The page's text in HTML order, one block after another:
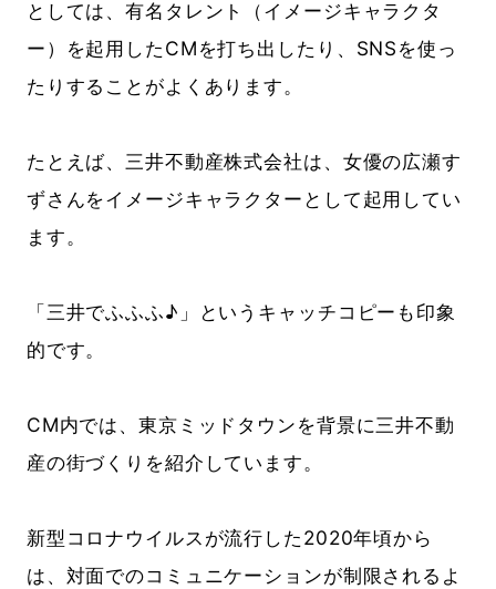
としては、有名タレント（イメージキャラクタ
ー）を起用したCMを打ち出したり、SNSを使っ
たりすることがよくあります。
たとえば、三井不動産株式会社は、女優の広瀬す
ずさんをイメージキャラクターとして起用してい
ます。
「三井でふふふ♪」というキャッチコピーも印象
的です。
CM内では、東京ミッドタウンを背景に三井不動
産の街づくりを紹介 しています。
新型コロナウイルスが流行した2020年頃から
は、 対面でのコミュニケーションが制限されるよ